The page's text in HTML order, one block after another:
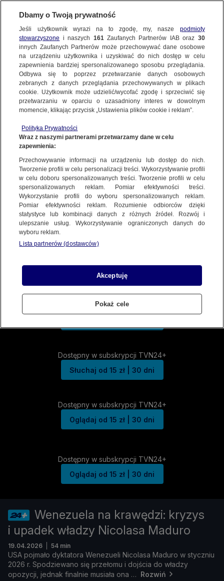
Dostępny w subskrypcji TVN24+
Dostępny w subskrypcji TVN24+
Słuchaj od 15 zł | 30 dni
Dostępny w subskrypcji TVN24+
Oglądaj od 15 zł | 30 dni
Dostępny w subskrypcji TVN24+
Oglądaj od 15 zł | 30 dni
Wenezuela na krawędzi: kryzys
i upadek władzy Nicolasa Maduro
19.04.2026 54 min
USA pojmało dyktatora Wenezueli Nicolasa Maduro w styczniu
2026 r. Spodziewano się przełomu i dojścia do władzy
opozycji, jednak finalnie musiała ona Rozwiń
Dbamy o Twoją prywatność
Jeśli użytkownik wyrazi na to zgodę, my, nasze podmioty
stowarzyszone i naszych 161Zaufanych Partnerów IAB oraz 30
innych Zaufanych Partnerów może przechowywać dane osobowe
na urządzeniu użytkownika i uzyskiwać do nich dostęp w celu
zapewnienia bardziej spersonalizowanego sposobu przeglądania.
Odbywa się to poprzez przetwarzanie danych osobowych
zebranych z danych przeglądania przechowywanych w plikach
cookie. Użytkownik może udzielić/wycofać zgodę i sprzeciwić się
przetwarzaniu w oparciu o uzasadniony interes w dowolnym
momencie, klikając przycisk „Ustawienia plików cookie i reklam”.
Polityka Prywatności
Wraz z naszymi partnerami przetwarzamy dane w celu
zapewnienia:
Przechowywanie informacji na urządzeniu lub dostęp do nich.
Tworzenie profili w celu personalizacji treści. Wykorzystywanie profili
w celu doboru spersonalizowanych treści. Tworzenie profili w celu
spersonalizowanych reklam. Pomiar efektywności treści.
Wykorzystanie profili do wyboru spersonalizowanych reklam.
Pomiar efektywności reklam. Rozumienie odbiorców dzięki
statystyce lub kombinacji danych z różnych źródeł. Rozwój i
ulepszanie usług. Wykorzystywanie ograniczonych danych do
wyboru reklam.
Lista partnerów (dostawców)
Akceptuję
Pokaż cele